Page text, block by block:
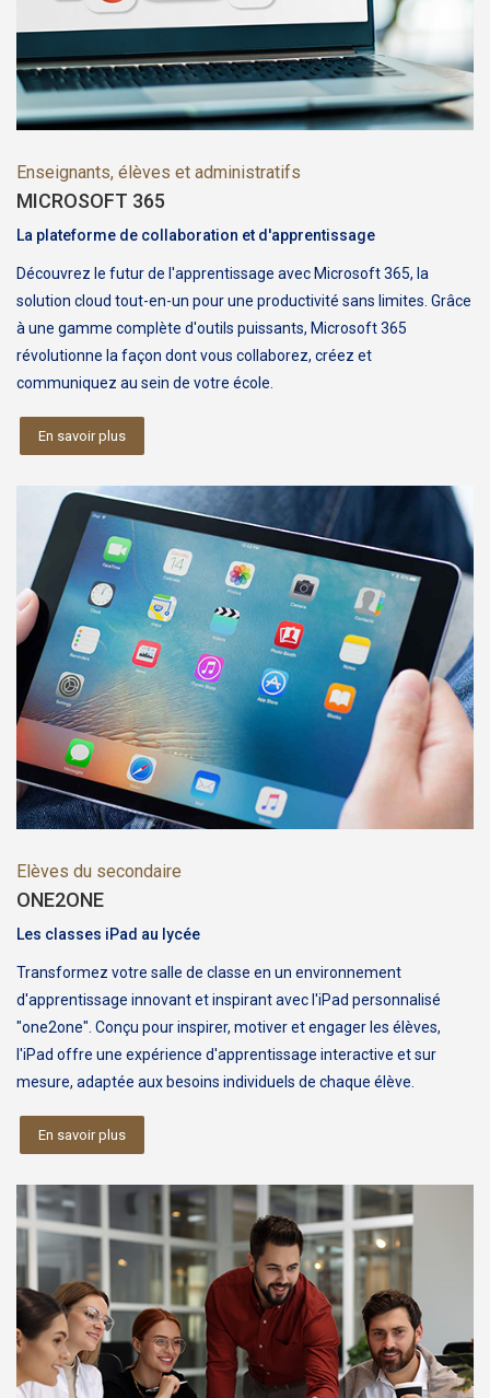
Enseignants, élèves et administratifs
MICROSOFT 365
La plateforme de collaboration et d'apprentissage
Découvrez le futur de l'apprentissage avec Microsoft 365, la
solution cloud tout-en-un pour une productivité sans limites. Grâce
à une gamme complète d'outils puissants, Microsoft 365
révolutionne la façon dont vous collaborez, créez et
communiquez au sein de votre école.
En savoir plus
Elèves du secondaire
ONE2ONE
Les classes iPad au lycée
Transformez votre salle de classe en un environnement
d'apprentissage innovant et inspirant avec l'iPad personnalisé
"one2one". Conçu pour inspirer, motiver et engager les élèves,
l'iPad offre une expérience d'apprentissage interactive et sur
mesure, adaptée aux besoins individuels de chaque élève.
En savoir plus